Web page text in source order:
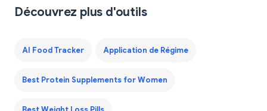
Découvrez plus d'outils
AI Food Tracker Application de Régime
Best Protein Supplements for Women